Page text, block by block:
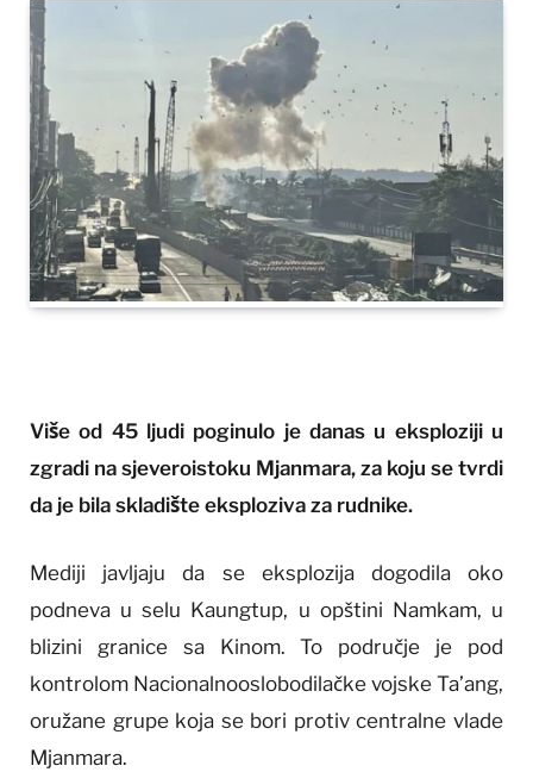
Više od 45 ljudi poginulo je danas u eksploziji u
zgradi na sjeveroistoku Mjanmara, za koju se tvrdi
da je bila skladište eksploziva za rudnike.
Mediji javljaju da se eksplozija dogodila oko
podneva u selu Kaungtup, u opštini Namkam, u
blizini granice sa Kinom. To područje je pod
kontrolom Nacionalnooslobodilačke vojske Ta’ang,
oružane grupe koja se bori protiv centralne vlade
Mjanmara.